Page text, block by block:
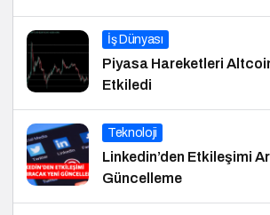
İş Dünyası
Piyasa Hareketleri
Etkiledi
Teknoloji
Linkedin’den Etkileşimi
Güncelleme